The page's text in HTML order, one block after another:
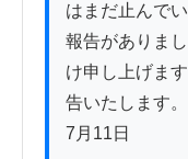
はまだ止んで
報告がありま
け申し上げま
告いたします
7月11日